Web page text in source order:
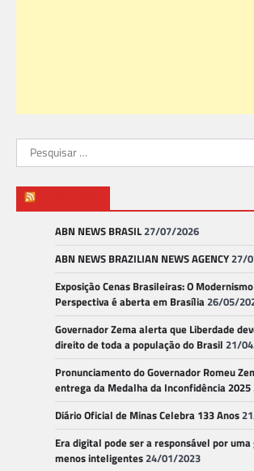
Pesquisar
por:
ABN NEWS BRASIL27/07/2026
ABN NEWS BRAZILIAN NEWS AGENCY27/
Exposição Cenas Brasileiras: O
Perspectiva é aberta em Brasília26/05/
Governador Zema alerta que Liberdade
direito de toda a população do Brasil 21/
Pronunciamento do Governador Romeu
entrega da Medalha da Inconfidência 2025
Diário Oficial de Minas Celebra 133 Anos
Era digital pode ser a responsável por
menos inteligentes24/01/2023